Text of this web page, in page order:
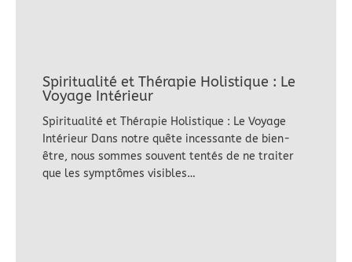
Spiritualité et Thérapie Holistique : Le
Voyage Intérieur
Spiritualité et Thérapie Holistique : Le Voyage
Intérieur Dans notre quête incessante de bien-
être, nous sommes souvent tentés de ne traiter
que les symptômes visibles…